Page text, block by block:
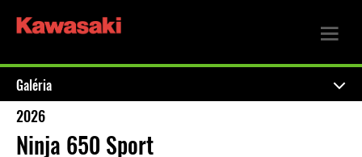
Galéria
2026
Ninja 650 Sport